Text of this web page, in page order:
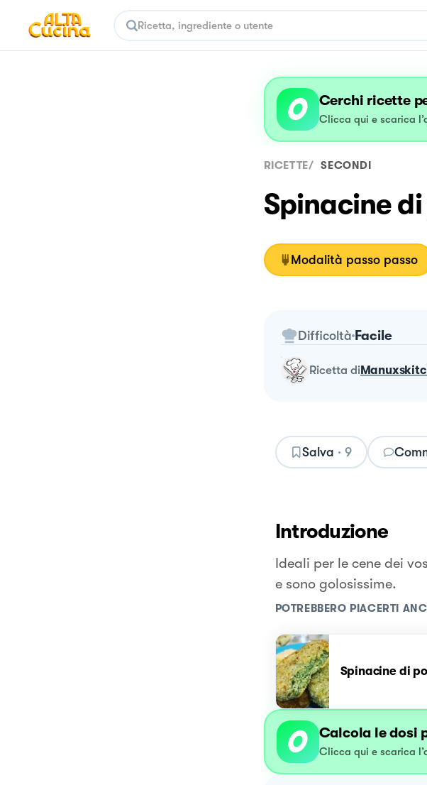
Cerchi ricette
Clicca qui e scarica
RICETTE/ SECONDI
Spinacine
Modalità passo passo
Difficoltà Facile
ricetta di
Salva · 9
Introduzione
Ideali per le cene dei
e sono golosissime.
POTREBBERO PIACERTI
Spinacine di
Calcola le dosi
Clicca qui e scarica